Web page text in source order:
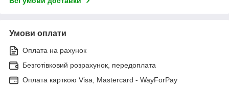
Умови оплати
Оплата на рахунок
Безготівковий розрахунок, передоплата
Оплата карткою Visa, Mastercard - WayForPay